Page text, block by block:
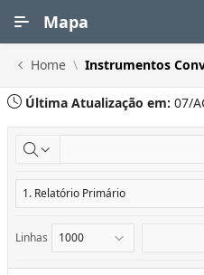
Mapa
Home Instrumentos
Última Atualização em: 07/
Linhas